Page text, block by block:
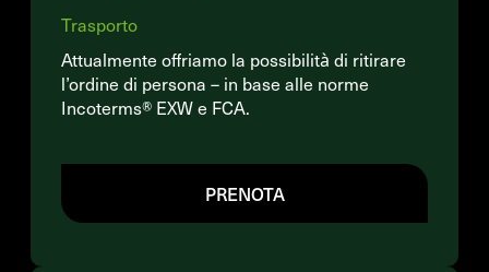
Trasporto
Attualmente offriamo la possibilità di ritirare
l’ordine di persona – in base alle norme
Incoterms® EXW e FCA.
PRENOTA